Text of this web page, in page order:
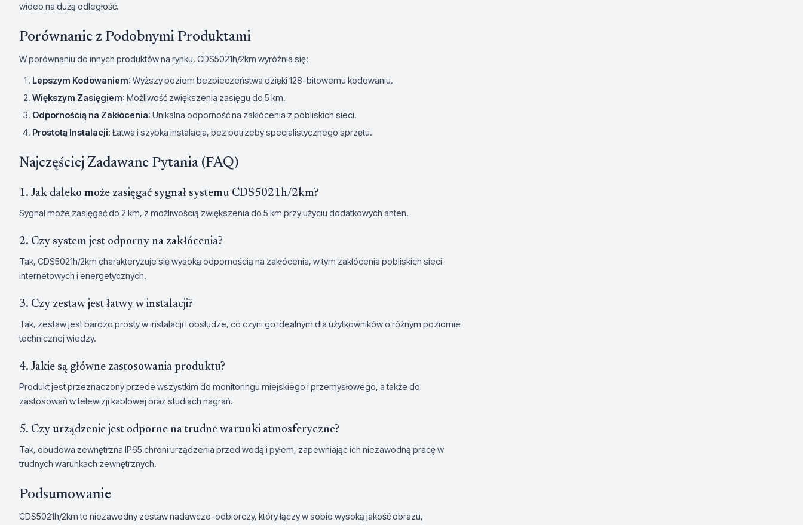
wideo na dużą odległość.
Porównanie z Podobnymi Produktami
W porównaniu do innych produktów na rynku, CDS5021h/2km wyróżnia się:
Lepszym Kodowaniem: Wyższy poziom bezpieczeństwa dzięki 128-bitowemu kodowaniu.
Większym Zasięgiem: Możliwość zwiększenia zasięgu do 5 km.
Odpornością na Zakłócenia: Unikalna odporność na zakłócenia z pobliskich sieci.
Prostotą Instalacji: Łatwa i szybka instalacja, bez potrzeby specjalistycznego sprzętu.
Najczęściej Zadawane Pytania (FAQ)
1. Jak daleko może zasięgać sygnał systemu CDS5021h/2km?
Sygnał może zasięgać do 2 km, z możliwością zwiększenia do 5 km przy użyciu dodatkowych anten.
2. Czy system jest odporny na zakłócenia?
Tak, CDS5021h/2km charakteryzuje się wysoką odpornością na zakłócenia, w tym zakłócenia pobliskich sieci
internetowych i energetycznych.
3. Czy zestaw jest łatwy w instalacji?
Tak, zestaw jest bardzo prosty w instalacji i obsłudze, co czyni go idealnym dla użytkowników o różnym poziomie
technicznej wiedzy.
4. Jakie są główne zastosowania produktu?
Produkt jest przeznaczony przede wszystkim do monitoringu miejskiego i przemysłowego, a także do
zastosowań w telewizji kablowej oraz studiach nagrań.
5. Czy urządzenie jest odporne na trudne warunki atmosferyczne?
Tak, obudowa zewnętrzna IP65 chroni urządzenia przed wodą i pyłem, zapewniając ich niezawodną pracę w
trudnych warunkach zewnętrznych.
Podsumowanie
CDS5021h/2km to niezawodny zestaw nadawczo-odbiorczy, który łączy w sobie wysoką jakość obrazu,